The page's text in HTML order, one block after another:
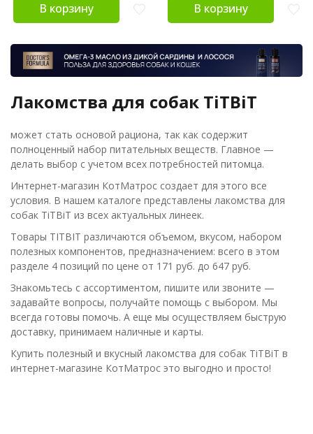
В корзину В корзину
Лакомства для собак TiTBiT
может стать основой рациона, так как содержит
полноценный набор питательных веществ. Главное —
делать выбор с учетом всех потребностей питомца.
Интернет-магазин КотМатрос создает для этого все
условия. В нашем каталоге представлены лакомства для
собак TiTBiT из всех актуальных линеек.
Товары TITBIT различаются объемом, вкусом, набором
полезных компонентов, предназначением: всего в этом
разделе 4 позиций по цене от 171 руб. до 647 руб.
Знакомьтесь с ассортиментом, пишите или звоните —
задавайте вопросы, получайте помощь с выбором. Мы
всегда готовы помочь. А еще мы осуществляем быструю
доставку, принимаем наличные и карты.
Купить полезный и вкусный лакомства для собак TiTBiT в
интернет-магазине КотМатрос это выгодно и просто!